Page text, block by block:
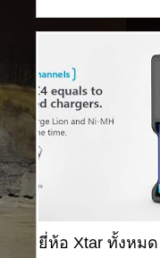
ยี่ห้อ Xtar ทั้งหมด